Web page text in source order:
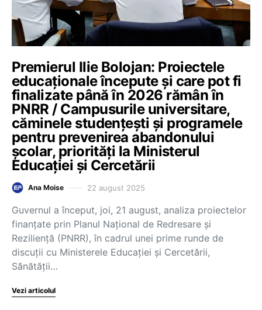
Premierul Ilie Bolojan: Proiectele
educaționale începute și care pot fi
finalizate până în 2026 rămân în
PNRR / Campusurile universitare,
căminele studențești și programele
pentru prevenirea abandonului
școlar, priorități la Ministerul
Educației și Cercetării
Ana Moise 22 august 2025
Guvernul a început, joi, 21 august, analiza proiectelor
finanțate prin Planul Național de Redresare și
Reziliență (PNRR), în cadrul unei prime runde de
discuții cu Ministerele Educației și Cercetării,
Sănătății…
Vezi articolul